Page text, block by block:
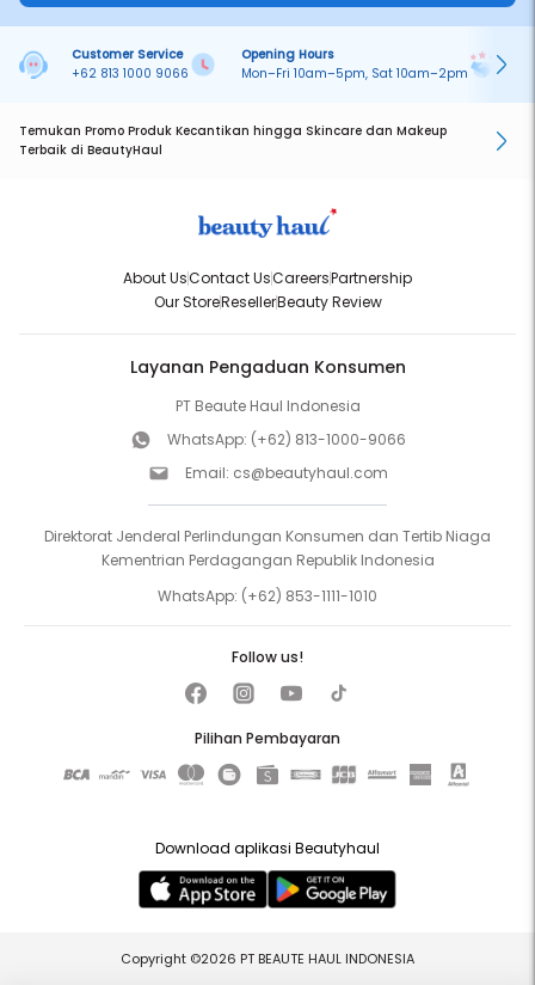
Customer Service
+62 813 1000 9066
Opening Hours
Mon–Fri 10am–5pm, Sat 10am–2pm
Temukan Promo Produk Kecantikan hingga Skincare dan Makeup
Terbaik di BeautyHaul
About UsContact UsCareersPartnership
Our StoreResellerBeauty Review
Layanan Pengaduan Konsumen
PT Beaute Haul Indonesia
WhatsApp: (+62) 813-1000-9066
Email: cs@beautyhaul.com
Direktorat Jenderal Perlindungan Konsumen dan Tertib Niaga
Kementrian Perdagangan Republik Indonesia
WhatsApp: (+62) 853-1111-1010
Pilihan Pembayaran
Follow us!
Download aplikasi Beautyhaul
Copyright ©2026 PT BEAUTE HAUL INDONESIA